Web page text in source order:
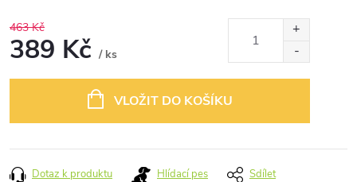
463 Kč
389 Kč / ks
VLOŽIT DO KOŠÍKU
Dotaz k produktu Hlídací pes Sdílet